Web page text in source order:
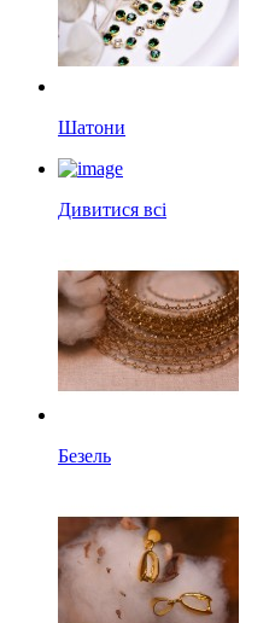
Шатони
Дивитися всі
Безель